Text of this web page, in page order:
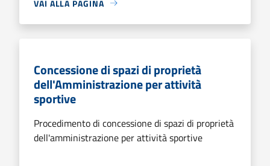
VAI ALLA PAGINA
Concessione di spazi di proprietà
dell'Amministrazione per attività
sportive
Procedimento di concessione di spazi di proprietà
dell'amministrazione per attività sportive